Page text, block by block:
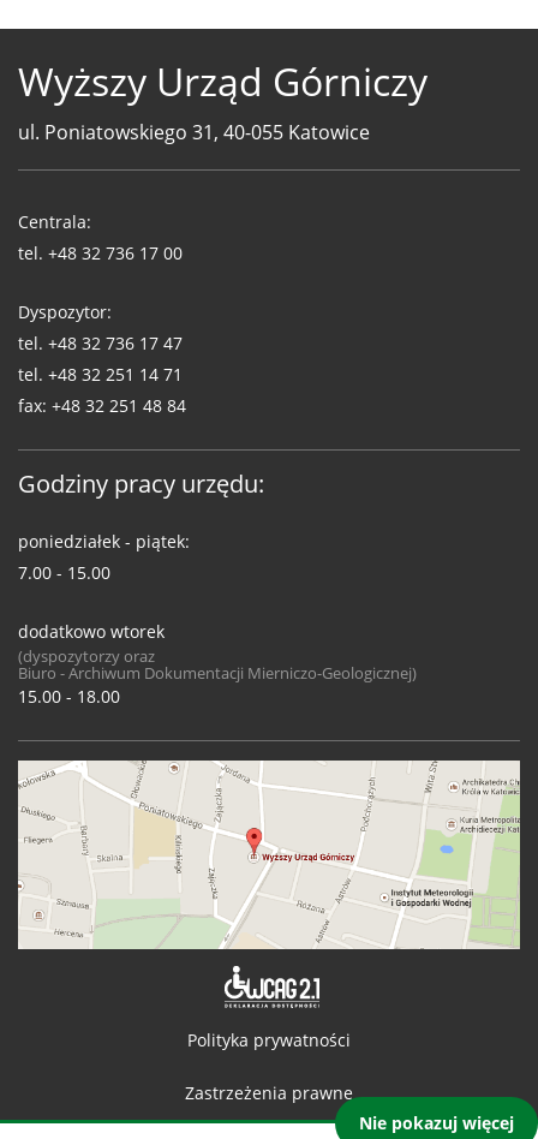
Nie pokazuj więcej
Wyższy Urząd Górniczy
ul. Poniatowskiego 31, 40-055 Katowice
WUG
Centrala:
tel. +48 32 736 17 00
Dyspozytor:
tel. +48 32 736 17 47
tel. +48 32 251 14 71
fax: +48 32 251 48 84
Godziny pracy urzędu:
poniedziałek - piątek:
7.00 - 15.00
dodatkowo wtorek
(dyspozytorzy oraz
Biuro - Archiwum Dokumentacji Mierniczo-Geologicznej)
15.00 - 18.00
Polityka prywatności
Zastrzeżenia prawne